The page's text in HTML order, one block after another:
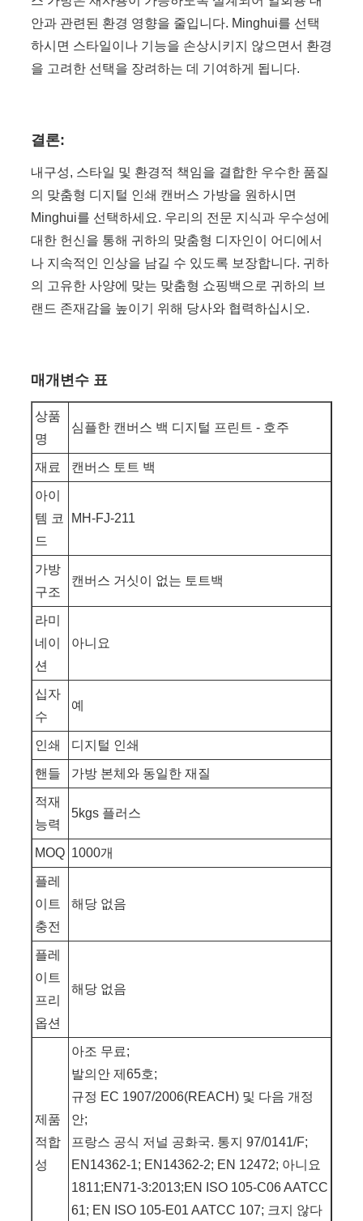
안과 관련된 환경 영향을 줄입니다. Minghui를 선택
하시면 스타일이나 기능을 손상시키지 않으면서 환경
을 고려한 선택을 장려하는 데 기여하게 됩니다.
결론:
내구성, 스타일 및 환경적 책임을 결합한 우수한 품질
의 맞춤형 디지털 인쇄 캔버스 가방을 원하시면
Minghui를 선택하세요. 우리의 전문 지식과 우수성에
대한 헌신을 통해 귀하의 맞춤형 디자인이 어디에서
나 지속적인 인상을 남길 수 있도록 보장합니다. 귀하
의 고유한 사양에 맞는 맞춤형 쇼핑백으로 귀하의 브
랜드 존재감을 높이기 위해 당사와 협력하십시오.
매개변수 표
상품
명
심플한 캔버스 백 디지털 프린트 - 호주
재료 캔버스 토트 백
아이
템 코
드
MH-FJ-211
가방
구조
캔버스 거싯이 없는 토트백
라미
네이
션
아니요
십자
수
예
인쇄 디지털 인쇄
핸들 가방 본체와 동일한 재질
적재
능력
5kgs 플러스
MOQ 1000개
플레
이트
충전
해당 없음
플레
이트
프리
옵션
해당 없음
제품
적합
성
아조 무료;
발의안 제65호;
규정 EC 1907/2006(REACH) 및 다음 개정
안;
프랑스 공식 저널 공화국. 통지 97/0141/F;
EN14362-1; EN14362-2; EN 12472; 아니요
1811;EN71-3:2013;EN ISO 105-C06 AATCC
61; EN ISO 105-E01 AATCC 107; 크지 않다